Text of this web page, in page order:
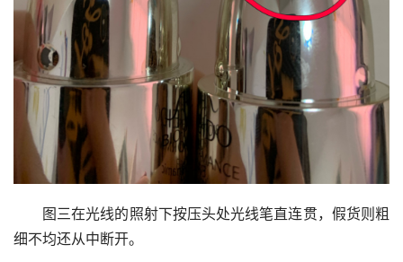
图三在光线的照射下按压头处光线笔直连贯，假货则粗
细不均还从中断开。